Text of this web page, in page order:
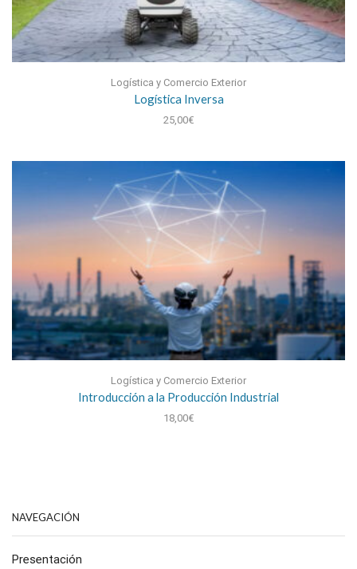
Logística y Comercio Exterior
Logística Inversa
25,00€
Logística y Comercio Exterior
Introducción a la Producción Industrial
18,00€
NAVEGACIÓN
Presentación